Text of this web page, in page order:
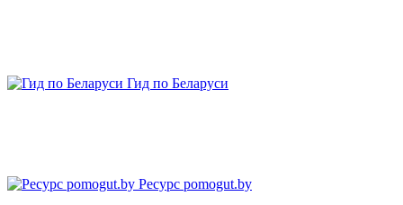
Гид по Беларуси
Ресурс pomogut.by